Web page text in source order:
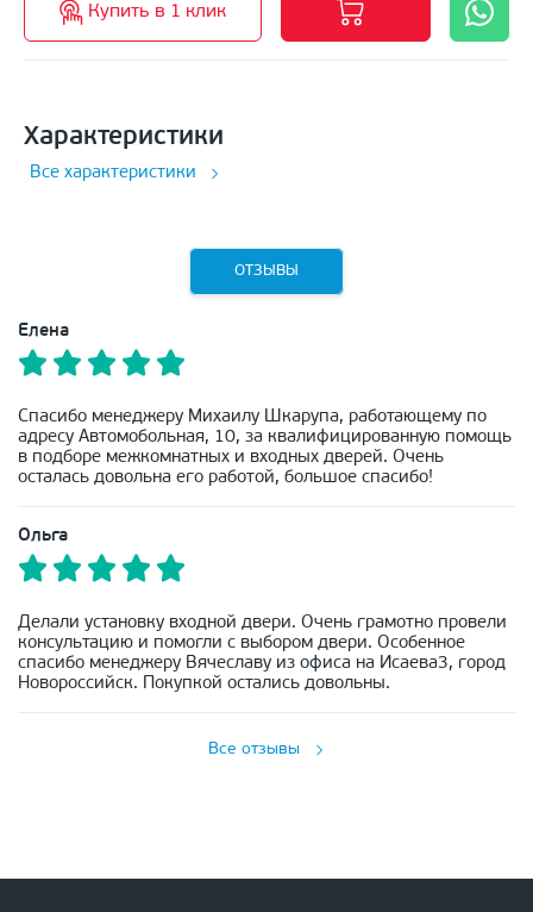
Купить в 1 клик
Характеристики
Все характеристики
ОТЗЫВЫ
Елена
Спасибо менеджеру Михаилу Шкарупа, работающему по
адресу Автомобольная, 10, за квалифицированную помощь
в подборе межкомнатных и входных дверей. Очень
осталась довольна его работой, большое спасибо!
Ольга
Делали установку входной двери. Очень грамотно провели
консультацию и помогли с выбором двери. Особенное
спасибо менеджеру Вячеславу из офиса на Исаева3, город
Новороссийск. Покупкой остались довольны.
Все отзывы